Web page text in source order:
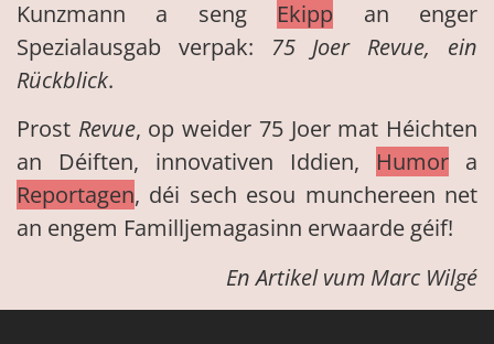
Kunzmann a seng Ekipp an enger
Spezialausgab verpak: 75 Joer Revue, ein
Rückblick.
Prost Revue, op weider 75 Joer mat Héichten
an Déiften, innovativen Iddien, Humor a
Reportagen, déi sech esou munchereen net
an engem Familljemagasinn erwaarde géif!
En Artikel vum Marc Wilgé